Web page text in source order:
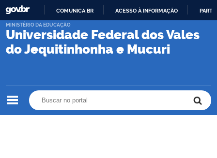
PARA
CONTEÚDO
COMUNICA BR ACESSO À INFORMAÇÃO
Universidade Federal dos Vales
do Jequitinhonha e Mucuri
MINISTÉRIO DA EDUCAÇÃO